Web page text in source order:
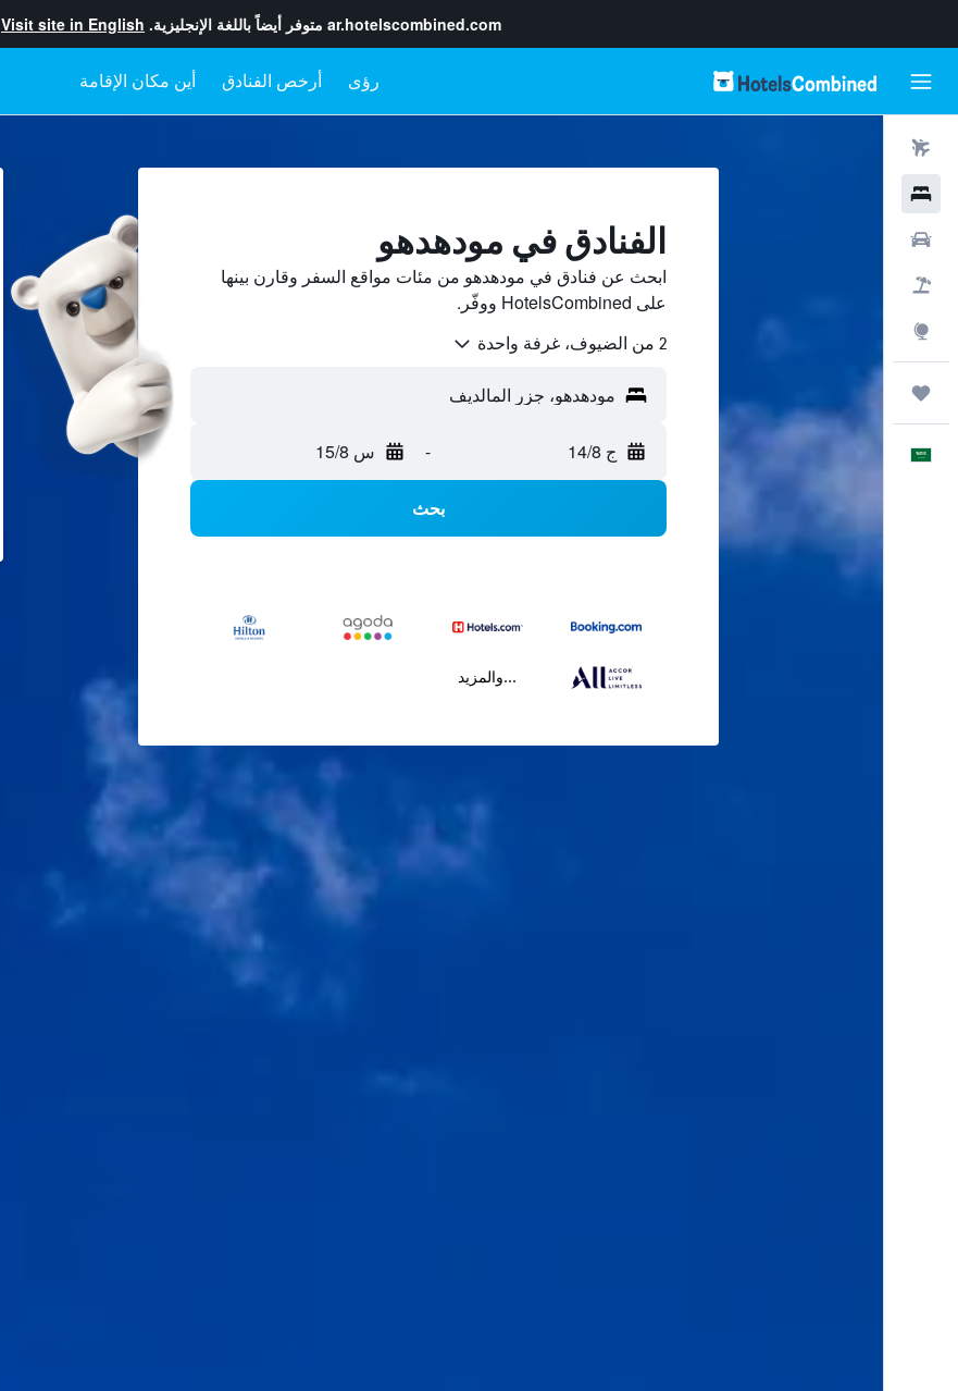
ar.hotelscombined.com متوفر أيضاً باللغة الإنجليزية. Visit site in English
رؤى أرخص الفنادق أين مكان الإقامة
رحلات
الفنادق في مودهدهو
ابحث عن فنادق في مودهدهو من مئات مواقع السفر وقارن بينها
على HotelsCombined ووفّر.
2 من الضيوف، غرفة واحدة
ج 14/8 - س 15/8
بحث
...والمزيد